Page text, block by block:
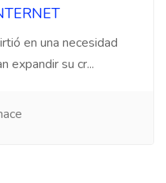
en una necesidad
expandir su cr...